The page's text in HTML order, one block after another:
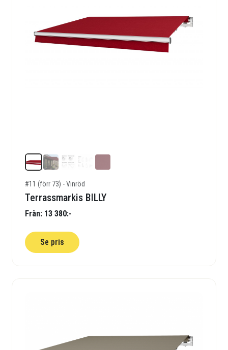
#11 (förr 73) - Vinröd
Terrassmarkis BILLY
Från: 13 380:-
Se pris